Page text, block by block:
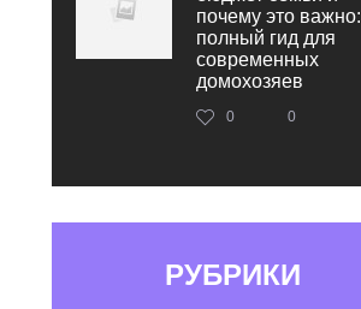
почему это важно:
полный гид для
современных
домохозяев
0 0
РУБРИКИ